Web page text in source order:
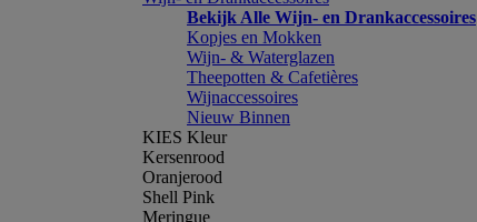
Bekijk Alle Wijn- en Drankaccessoires
Kopjes en Mokken
Wijn- & Waterglazen
Theepotten & Cafetières
Wijnaccessoires
Nieuw Binnen
KIES Kleur
Kersenrood
Oranjerood
Shell Pink
Meringue